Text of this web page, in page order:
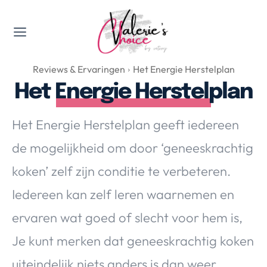
Valerie's Topics
Travel & Culture
Food & Drinks
Lifestyle, Sport & Duurzaamheid
Gadgets & Tech
Top 5 van Valerie
Health & Beauty
Nieuws & Media
Reviews & Ervaringen Het Energie Herstelplan
Het Energie Herstelplan
Het Energie Herstelplan geeft iedereen
de mogelijkheid om door ‘geneeskrachtig
koken’ zelf zijn conditie te verbeteren.
Iedereen kan zelf leren waarnemen en
ervaren wat goed of slecht voor hem is,
Je kunt merken dat geneeskrachtig koken